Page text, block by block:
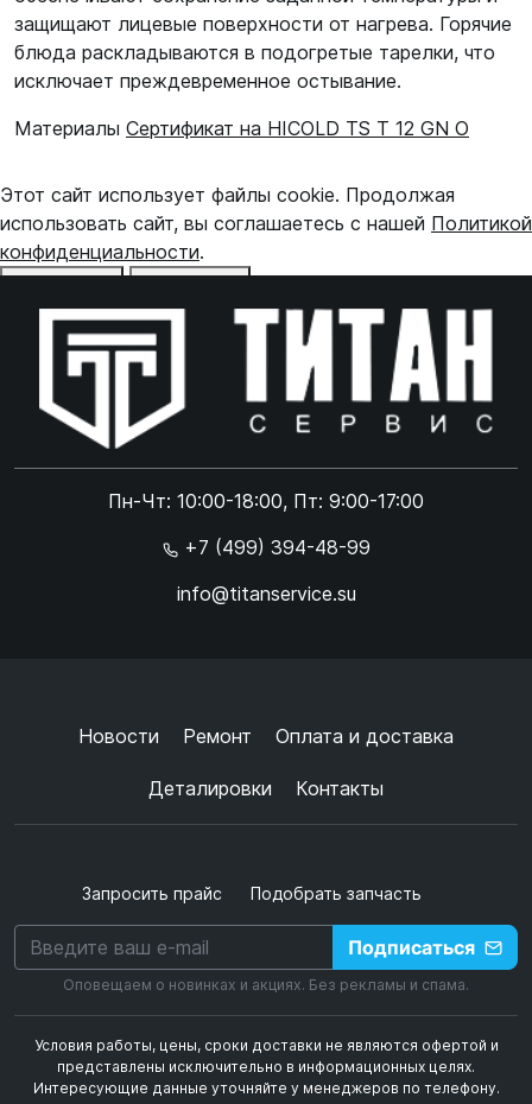
защищают лицевые поверхности от нагрева. Горячие
блюда раскладываются в подогретые тарелки, что
исключает преждевременное остывание.
Материалы Сертификат на HICOLD TS T 12 GN O
Пн-Чт: 10:00-18:00, Пт: 9:00-17:00
+7 (499) 394-48-99
info@titanservice.su
Новости Ремонт Оплата и доставка
Деталировки Контакты
Запросить прайс Подобрать запчасть
Подписаться
Оповещаем о новинках и акциях. Без рекламы и спама.
Условия работы, цены, сроки доставки не являются офертой и
представлены исключительно в информационных целях.
Интересующие данные уточняйте у менеджеров по телефону.
Этот сайт использует файлы cookie. Продолжая
использовать сайт, вы соглашаетесь с нашей Политикой
конфиденциальности.
Online чат
Online чат